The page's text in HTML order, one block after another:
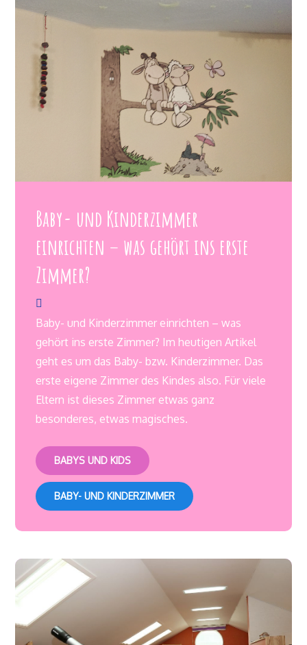
Baby- und Kinderzimmer
einrichten – was gehört ins erste
Zimmer?
Baby- und Kinderzimmer einrichten – was
gehört ins erste Zimmer? Im heutigen Artikel
geht es um das Baby- bzw. Kinderzimmer. Das
erste eigene Zimmer des Kindes also. Für viele
Eltern ist dieses Zimmer etwas ganz
besonderes, etwas magisches.
BABYS UND KIDS
BABY- UND KINDERZIMMER